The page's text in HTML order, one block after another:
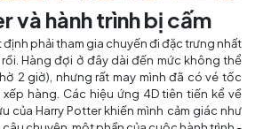
và hành trình bị cấm
định phải tham gia chuyến đi đặc trưng nhất
rồi. Hàng đợi ở đây dài đến mức không thể
2 giờ), nhưng rất may mình đã có vé tốc
hàng. Các hiệu ứng 4D tiên tiến kể về
của Harry Potter khiến mình cảm giác như